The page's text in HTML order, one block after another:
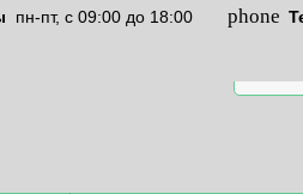
пн-пт, c 09:00 до 18:00